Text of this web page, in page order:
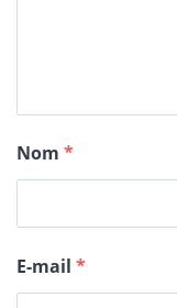
Nom *
E-mail *